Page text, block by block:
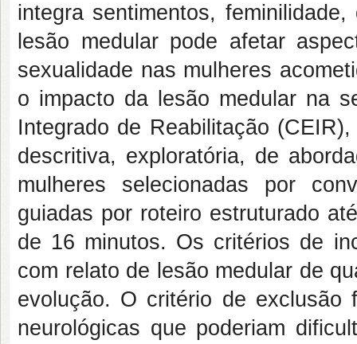
integra sentimentos,
lesão medular pode afetar
sexualidade nas mulheres
o impacto da lesão medular na
Integrado de Reabilitação
descritiva, exploratória, de
mulheres selecionadas por
guiadas por roteiro estruturado
de 16 minutos. Os critérios de
com relato de lesão medular de
evolução. O critério de exclusão
neurológicas que poderiam